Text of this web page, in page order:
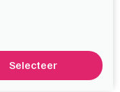
Selecteer